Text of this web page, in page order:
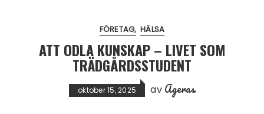
FÖRETAG HÄLSA
ATT ODLA KUNSKAP – LIVET SOM
TRÄDGÅRDSSTUDENT
oktober 15, 2025 av Ageras